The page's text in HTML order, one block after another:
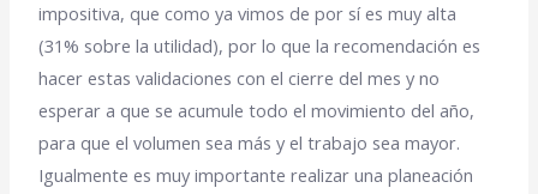
impositiva, que como ya vimos de por sí es muy alta
(31% sobre la utilidad), por lo que la recomendación es
hacer estas validaciones con el cierre del mes y no
esperar a que se acumule todo el movimiento del año,
para que el volumen sea más y el trabajo sea mayor.
Igualmente es muy importante realizar una planeación